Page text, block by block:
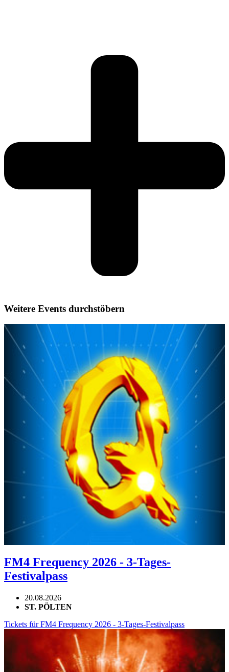
Weitere Events durchstöbern
FM4 Frequency 2026 - 3-Tages-
Festivalpass
20.08.2026
ST. PÖLTEN
Tickets für FM4 Frequency 2026 - 3-Tages-Festivalpass